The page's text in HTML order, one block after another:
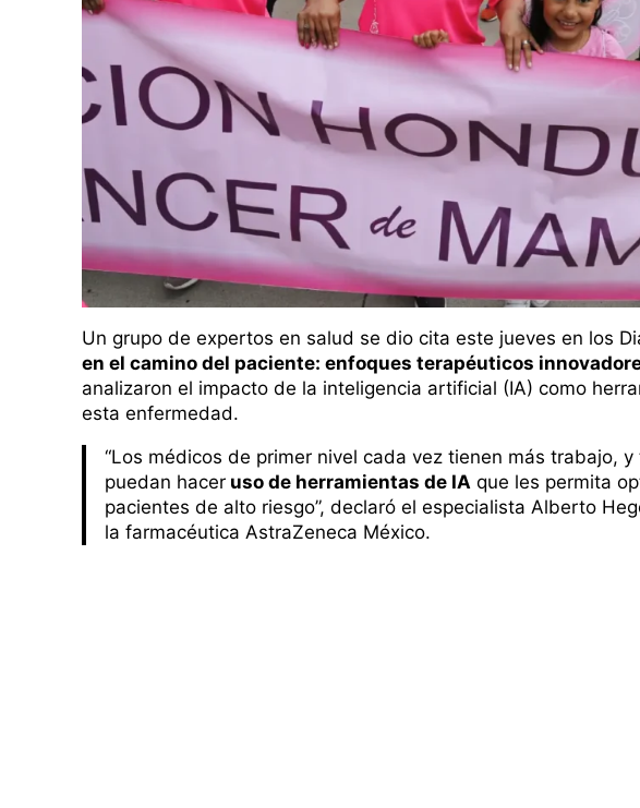
Un grupo de expertos en salud se dio cita este jueves en los
en el camino del paciente: enfoques terapéuticos
analizaron el impacto de la inteligencia artificial (IA) como
esta enfermedad.
“Los médicos de primer nivel cada vez tienen más trabajo,
puedan hacer uso de herramientas de IA que les permita
pacientes de alto riesgo”, declaró el especialista Alberto
la farmacéutica AstraZeneca México.